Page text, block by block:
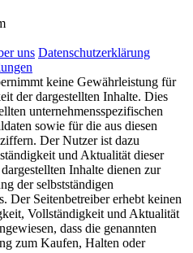
uns Datenschutzerklärung
keine Gewährleistung für
der dargestellten Inhalte. Dies
unternehmensspezifischen
sowie für die aus diesen
Der Nutzer ist dazu
und Aktualität dieser
Inhalte dienen zur
der selbstständigen
Der Seitenbetreiber erhebt keinen
Vollständigkeit und Aktualität
dass die genannten
zum Kaufen, Halten oder